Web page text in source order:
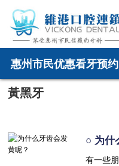
惠州市民优惠看牙预约
首页
hospital
医师介绍
电话预约
WhatsApp预约
黃黑牙
○ 为什
有一些